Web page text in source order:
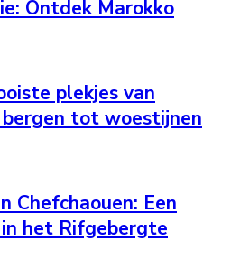
Ontdek Marokko
plekjes van
bergen tot woestijnen
Chefchaouen: Een
het Rifgebergte